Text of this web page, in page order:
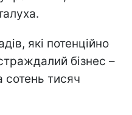
які потенційно
бізнес –
сотень тисяч